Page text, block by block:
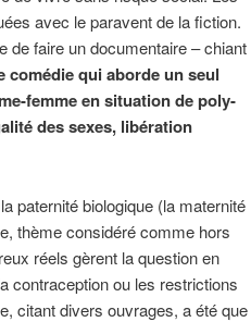
avec le paravent de la fiction.
de faire un documentaire – chiant
comédie qui aborde un seul
femme en situation de poly-
des sexes, libération
paternité biologique (la maternité
thème considéré comme hors
réels gèrent la question en
contraception ou les restrictions
citant divers ouvrages, a été que